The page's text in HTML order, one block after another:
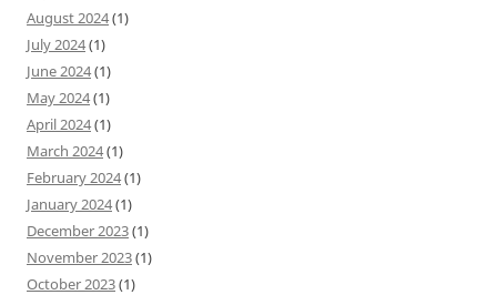
August 2024(1)
July 2024(1)
June 2024(1)
May 2024(1)
April 2024(1)
March 2024(1)
February 2024(1)
January 2024(1)
December 2023(1)
November 2023(1)
October 2023(1)